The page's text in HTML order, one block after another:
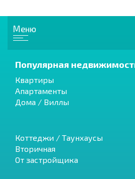
Меню
Популярная
Квартиры
Апартаменты
Дома / Виллы
Коттеджи / Таунхаусы
Вторичная
От застройщика